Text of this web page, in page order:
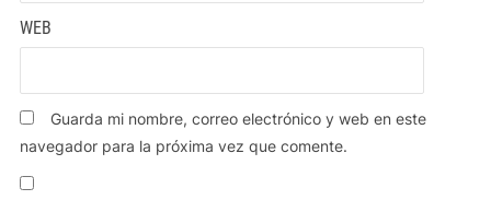
WEB
Guarda mi nombre, correo electrónico y web en este
navegador para la próxima vez que comente.